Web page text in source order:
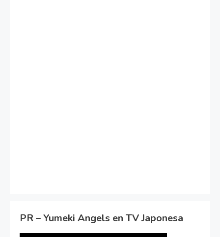
PR – Yumeki Angels en TV Japonesa